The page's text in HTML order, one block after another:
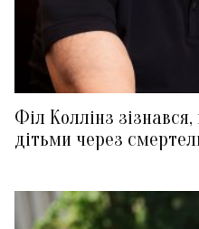
Філ Коллінз
дітьми через